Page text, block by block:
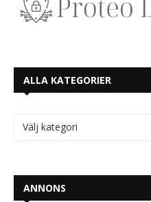
ALLA KATEGORIER
ANNONS